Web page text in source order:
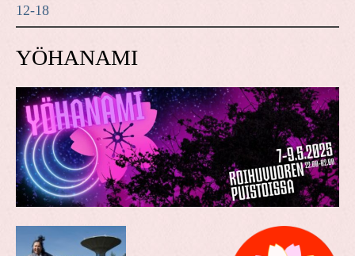
12-18
YÖHANAMI